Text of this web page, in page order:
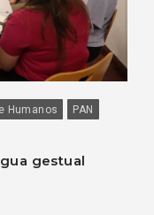
Humanos
PAN
gestual